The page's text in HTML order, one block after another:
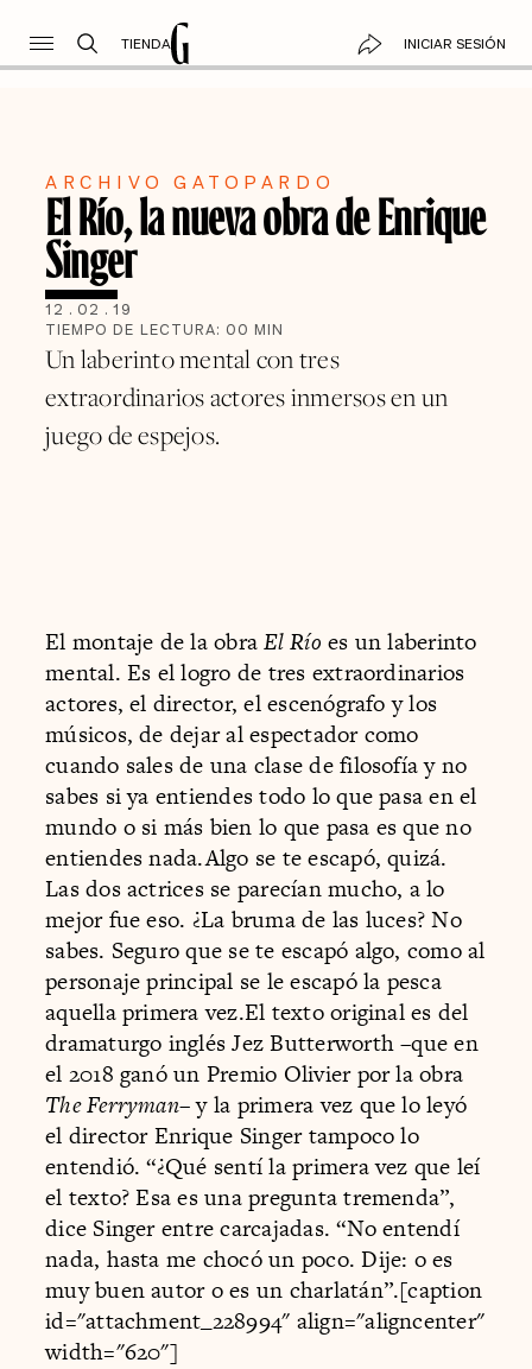
TIENDA INICIAR SESIÓN
ARCHIVO GATOPARDO
El Río, la nueva obra de Enrique
Singer
12 . 02 . 19
TIEMPO DE LECTURA: 00 MIN
Un laberinto mental con tres
extraordinarios actores inmersos en un
juego de espejos.
El montaje de la obraEl Río es un laberinto
mental. Es el logro de tres extraordinarios
actores, el director, el escenógrafo y los
músicos, de dejar al espectador como
cuando sales de una clase de filosofía y no
sabes si ya entiendes todo lo que pasa en el
mundo o si más bien lo que pasa es que no
entiendes nada.Algo se te escapó, quizá.
Las dos actrices se parecían mucho, a lo
mejor fue eso. ¿La bruma de las luces? No
sabes. Seguro que se te escapó algo, como al
personaje principal se le escapó la pesca
aquella primera vez.El texto original es del
dramaturgo inglés Jez Butterworth –que en
el 2018 ganó un Premio Olivier por la obra
The Ferryman– y la primera vez que lo leyó
el director Enrique Singer tampoco lo
entendió. “¿Qué sentí la primera vez que leí
el texto? Esa es una pregunta tremenda”,
dice Singer entre carcajadas. “No entendí
nada, hasta me chocó un poco. Dije: o es
muy buen autor o es un charlatán”.[caption
id="attachment_228994" align="aligncenter"
width="620"]